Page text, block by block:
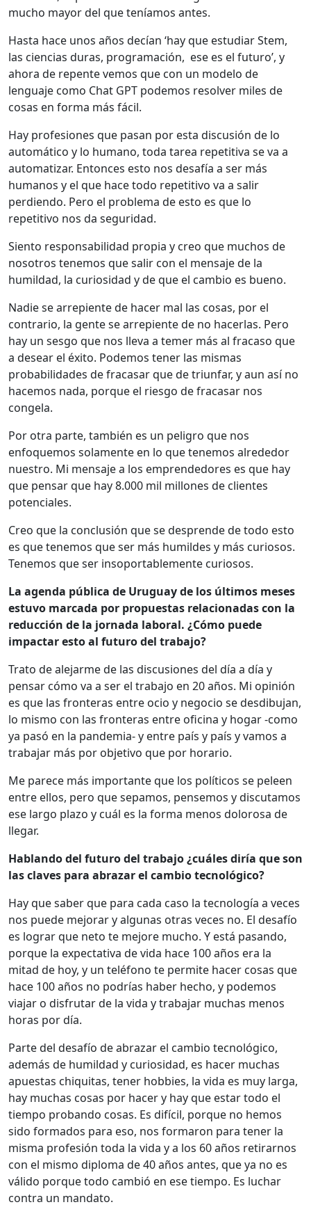
mucho mayor del que teníamos antes.
Hasta hace unos años decían ‘hay que estudiar Stem,
las ciencias duras, programación, ese es el futuro’, y
ahora de repente vemos que con un modelo de
lenguaje como Chat GPT podemos resolver miles de
cosas en forma más fácil.
Hay profesiones que pasan por esta discusión de lo
automático y lo humano, toda tarea repetitiva se va a
automatizar. Entonces esto nos desafía a ser más
humanos y el que hace todo repetitivo va a salir
perdiendo. Pero el problema de esto es que lo
repetitivo nos da seguridad.
Siento responsabilidad propia y creo que muchos de
nosotros tenemos que salir con el mensaje de la
humildad, la curiosidad y de que el cambio es bueno.
Nadie se arrepiente de hacer mal las cosas, por el
contrario, la gente se arrepiente de no hacerlas. Pero
hay un sesgo que nos lleva a temer más al fracaso que
a desear el éxito. Podemos tener las mismas
probabilidades de fracasar que de triunfar, y aun así no
hacemos nada, porque el riesgo de fracasar nos
congela.
Por otra parte, también es un peligro que nos
enfoquemos solamente en lo que tenemos alrededor
nuestro. Mi mensaje a los emprendedores es que hay
que pensar que hay 8.000 mil millones de clientes
potenciales.
Creo que la conclusión que se desprende de todo esto
es que tenemos que ser más humildes y más curiosos.
Tenemos que ser insoportablemente curiosos.
La agenda pública de Uruguay de los últimos meses
estuvo marcada por propuestas relacionadas con la
reducción de la jornada laboral. ¿Cómo puede
impactar esto al futuro del trabajo?
Trato de alejarme de las discusiones del día a día y
pensar cómo va a ser el trabajo en 20 años. Mi opinión
es que las fronteras entre ocio y negocio se desdibujan,
lo mismo con las fronteras entre oficina y hogar -como
ya pasó en la pandemia- y entre país y país y vamos a
trabajar más por objetivo que por horario.
Me parece más importante que los políticos se peleen
entre ellos, pero que sepamos, pensemos y discutamos
ese largo plazo y cuál es la forma menos dolorosa de
llegar.
Hablando del futuro del trabajo ¿cuáles diría que son
las claves para abrazar el cambio tecnológico?
Hay que saber que para cada caso la tecnología a veces
nos puede mejorar y algunas otras veces no. El desafío
es lograr que neto te mejore mucho. Y está pasando,
porque la expectativa de vida hace 100 años era la
mitad de hoy, y un teléfono te permite hacer cosas que
hace 100 años no podrías haber hecho, y podemos
viajar o disfrutar de la vida y trabajar muchas menos
horas por día.
Parte del desafío de abrazar el cambio tecnológico,
además de humildad y curiosidad, es hacer muchas
apuestas chiquitas, tener hobbies, la vida es muy larga,
hay muchas cosas por hacer y hay que estar todo el
tiempo probando cosas. Es difícil, porque no hemos
sido formados para eso, nos formaron para tener la
misma profesión toda la vida y a los 60 años retirarnos
con el mismo diploma de 40 años antes, que ya no es
válido porque todo cambió en ese tiempo. Es luchar
contra un mandato.